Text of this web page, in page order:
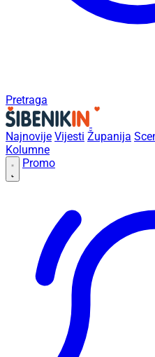
Pretraga
Najnovije Vijesti Županija
Kolumne
Promo